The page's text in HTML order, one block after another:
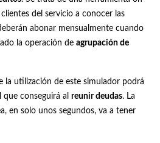
del servicio a conocer las
abonar mensualmente cuando
la operación de agrupación de
la utilización de este simulador podrá
conseguirá al reunir deudas. La
en solo unos segundos, va a tener